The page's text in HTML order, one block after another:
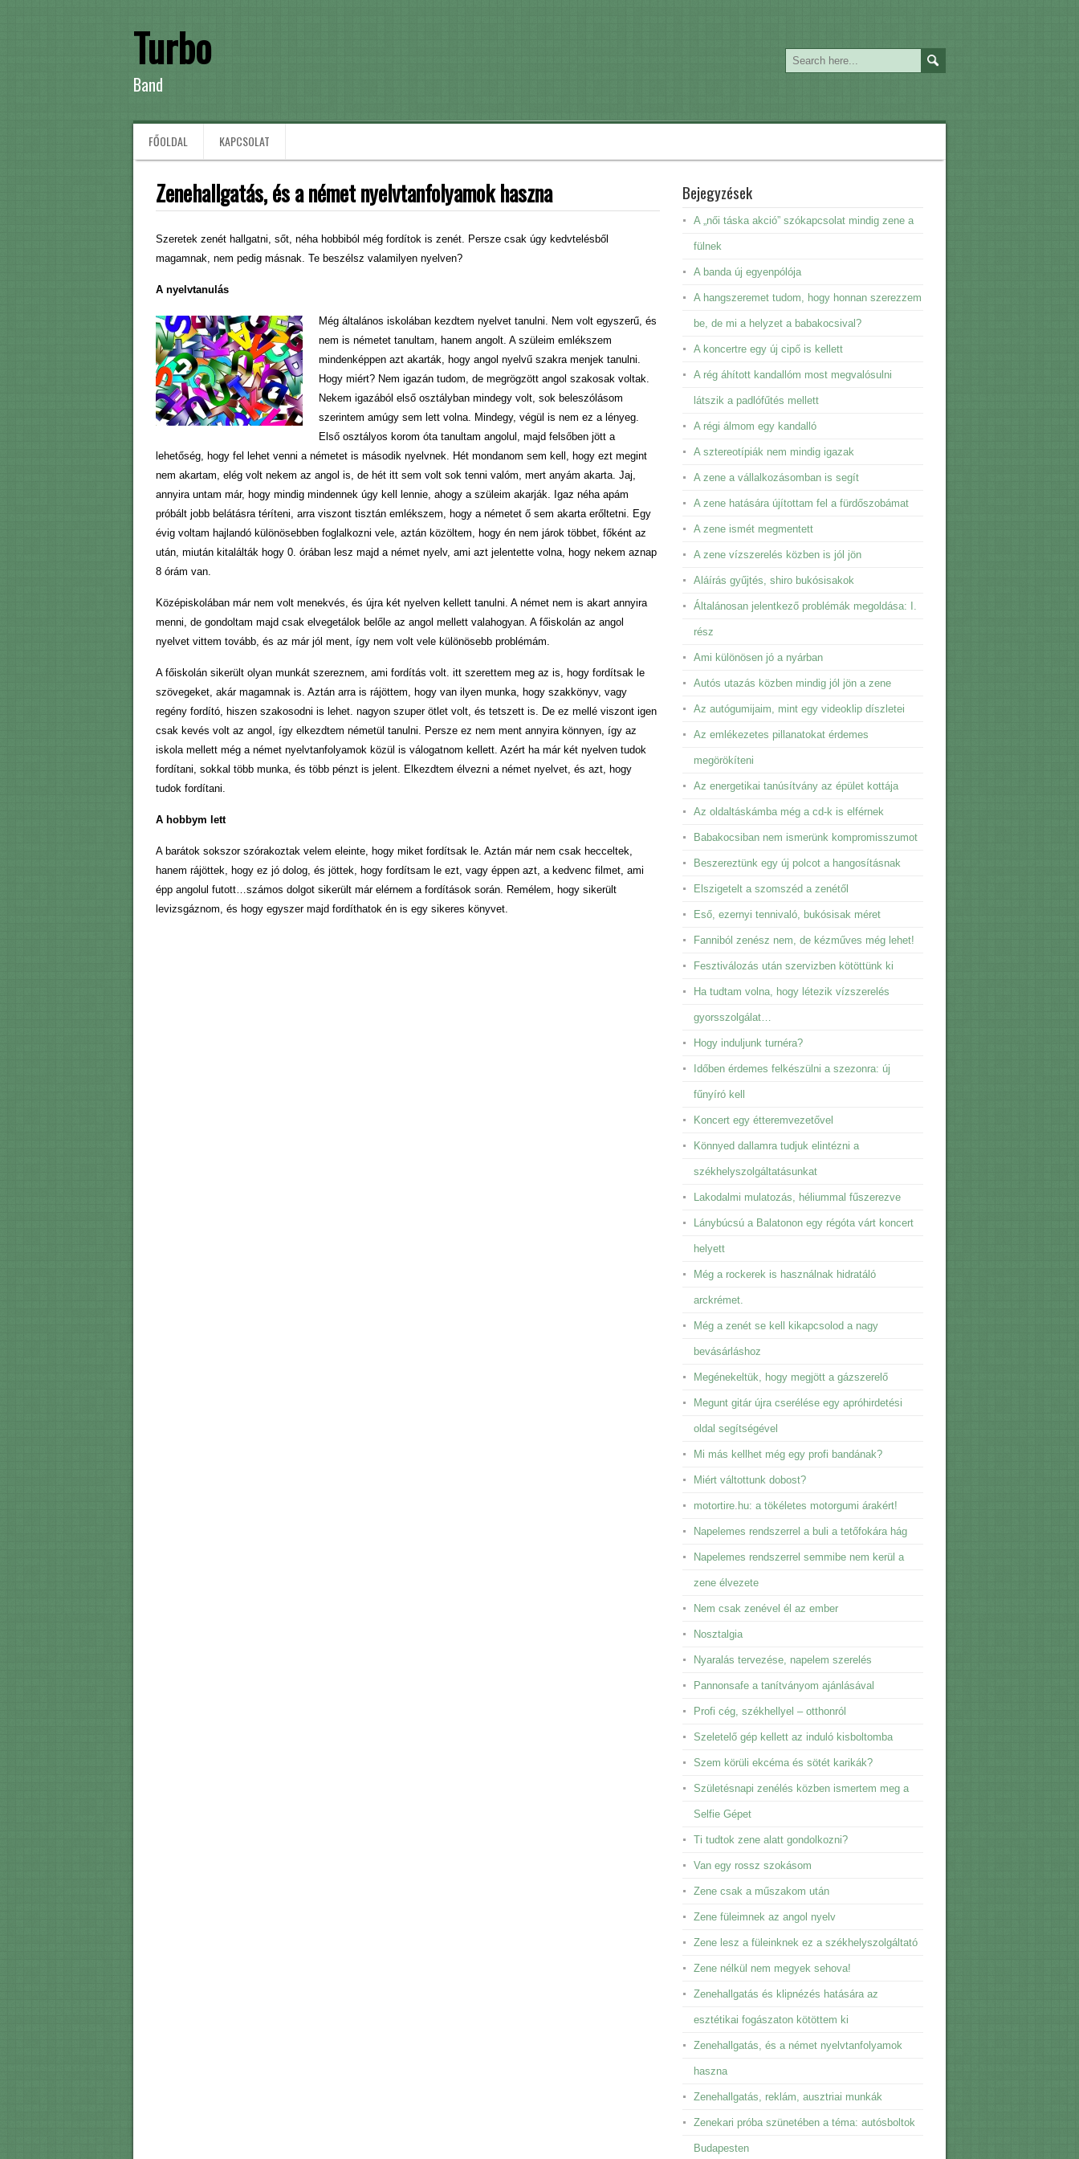
Turbo
Band
FŐOLDAL KAPCSOLAT
Zenehallgatás, és a német nyelvtanfolyamok haszna
Szeretek zenét hallgatni, sőt, néha hobbiból még fordítok is zenét. Persze csak úgy kedvtelésből
magamnak, nem pedig másnak. Te beszélsz valamilyen nyelven?
A nyelvtanulás
Még általános iskolában kezdtem nyelvet tanulni. Nem volt egyszerű, és
nem is németet tanultam, hanem angolt. A szüleim emlékszem
mindenképpen azt akarták, hogy angol nyelvű szakra menjek tanulni.
Hogy miért? Nem igazán tudom, de megrögzött angol szakosak voltak.
Nekem igazából első osztályban mindegy volt, sok beleszólásom
szerintem amúgy sem lett volna. Mindegy, végül is nem ez a lényeg.
Első osztályos korom óta tanultam angolul, majd felsőben jött a
lehetőség, hogy fel lehet venni a németet is második nyelvnek. Hét mondanom sem kell, hogy ezt megint
nem akartam, elég volt nekem az angol is, de hét itt sem volt sok tenni valóm, mert anyám akarta. Jaj,
annyira untam már, hogy mindig mindennek úgy kell lennie, ahogy a szüleim akarják. Igaz néha apám
próbált jobb belátásra téríteni, arra viszont tisztán emlékszem, hogy a németet ő sem akarta erőltetni. Egy
évig voltam hajlandó különösebben foglalkozni vele, aztán közöltem, hogy én nem járok többet, főként az
után, miután kitalálták hogy 0. órában lesz majd a német nyelv, ami azt jelentette volna, hogy nekem aznap
8 órám van.
Középiskolában már nem volt menekvés, és újra két nyelven kellett tanulni. A német nem is akart annyira
menni, de gondoltam majd csak elvegetálok belőle az angol mellett valahogyan. A főiskolán az angol
nyelvet vittem tovább, és az már jól ment, így nem volt vele különösebb problémám.
A főiskolán sikerült olyan munkát szereznem, ami fordítás volt. itt szerettem meg az is, hogy fordítsak le
szövegeket, akár magamnak is. Aztán arra is rájöttem, hogy van ilyen munka, hogy szakkönyv, vagy
regény fordító, hiszen szakosodni is lehet. nagyon szuper ötlet volt, és tetszett is. De ez mellé viszont igen
csak kevés volt az angol, így elkezdtem németül tanulni. Persze ez nem ment annyira könnyen, így az
iskola mellett még a német nyelvtanfolyamok közül is válogatnom kellett. Azért ha már két nyelven tudok
fordítani, sokkal több munka, és több pénzt is jelent. Elkezdtem élvezni a német nyelvet, és azt, hogy
tudok fordítani.
A hobbym lett
A barátok sokszor szórakoztak velem eleinte, hogy miket fordítsak le. Aztán már nem csak hecceltek,
hanem rájöttek, hogy ez jó dolog, és jöttek, hogy fordítsam le ezt, vagy éppen azt, a kedvenc filmet, ami
épp angolul futott…számos dolgot sikerült már elérnem a fordítások során. Remélem, hogy sikerült
levizsgáznom, és hogy egyszer majd fordíthatok én is egy sikeres könyvet.
Bejegyzések
A „női táska akció” szókapcsolat mindig zene a
fülnek
A banda új egyenpólója
A hangszeremet tudom, hogy honnan szerezzem
be, de mi a helyzet a babakocsival?
A koncertre egy új cipő is kellett
A rég áhított kandallóm most megvalósulni
látszik a padlófűtés mellett
A régi álmom egy kandalló
A sztereotípiák nem mindig igazak
A zene a vállalkozásomban is segít
A zene hatására újítottam fel a fürdőszobámat
A zene ismét megmentett
A zene vízszerelés közben is jól jön
Aláírás gyűjtés, shiro bukósisakok
Általánosan jelentkező problémák megoldása: I.
rész
Ami különösen jó a nyárban
Autós utazás közben mindig jól jön a zene
Az autógumijaim, mint egy videoklip díszletei
Az emlékezetes pillanatokat érdemes
megörökíteni
Az energetikai tanúsítvány az épület kottája
Az oldaltáskámba még a cd-k is elférnek
Babakocsiban nem ismerünk kompromisszumot
Beszereztünk egy új polcot a hangosításnak
Elszigetelt a szomszéd a zenétől
Eső, ezernyi tennivaló, bukósisak méret
Fanniból zenész nem, de kézműves még lehet!
Fesztiválozás után szervizben kötöttünk ki
Ha tudtam volna, hogy létezik vízszerelés
gyorsszolgálat…
Hogy induljunk turnéra?
Időben érdemes felkészülni a szezonra: új
fűnyíró kell
Koncert egy étteremvezetővel
Könnyed dallamra tudjuk elintézni a
székhelyszolgáltatásunkat
Lakodalmi mulatozás, héliummal fűszerezve
Lánybúcsú a Balatonon egy régóta várt koncert
helyett
Még a rockerek is használnak hidratáló
arckrémet.
Még a zenét se kell kikapcsolod a nagy
bevásárláshoz
Megénekeltük, hogy megjött a gázszerelő
Megunt gitár újra cserélése egy apróhirdetési
oldal segítségével
Mi más kellhet még egy profi bandának?
Miért váltottunk dobost?
motortire.hu: a tökéletes motorgumi árakért!
Napelemes rendszerrel a buli a tetőfokára hág
Napelemes rendszerrel semmibe nem kerül a
zene élvezete
Nem csak zenével él az ember
Nosztalgia
Nyaralás tervezése, napelem szerelés
Pannonsafe a tanítványom ajánlásával
Profi cég, székhellyel – otthonról
Szeletelő gép kellett az induló kisboltomba
Szem körüli ekcéma és sötét karikák?
Születésnapi zenélés közben ismertem meg a
Selfie Gépet
Ti tudtok zene alatt gondolkozni?
Van egy rossz szokásom
Zene csak a műszakom után
Zene füleimnek az angol nyelv
Zene lesz a füleinknek ez a székhelyszolgáltató
Zene nélkül nem megyek sehova!
Zenehallgatás és klipnézés hatására az
esztétikai fogászaton kötöttem ki
Zenehallgatás, és a német nyelvtanfolyamok
haszna
Zenehallgatás, reklám, ausztriai munkák
Zenekari próba szünetében a téma: autósboltok
Budapesten